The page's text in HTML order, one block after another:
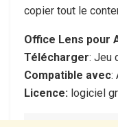
copier tout le
Office Lens pour
Télécharger: Jeu
Compatible avec:
Licence: logiciel